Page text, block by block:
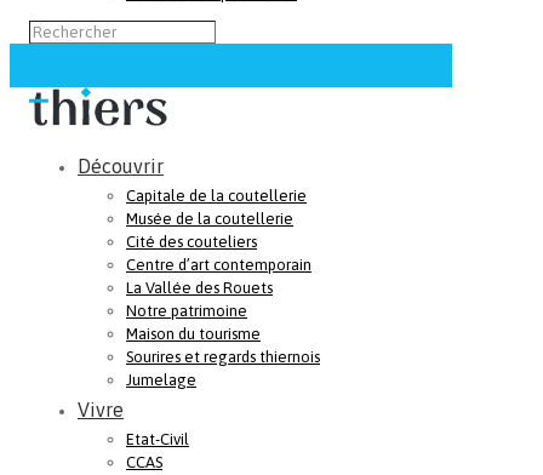
Découvrir
Capitale de la coutellerie
Musée de la coutellerie
Cité des couteliers
Centre d’art contemporain
La Vallée des Rouets
Notre patrimoine
Maison du tourisme
Sourires et regards thiernois
Jumelage
Vivre
Etat-Civil
CCAS